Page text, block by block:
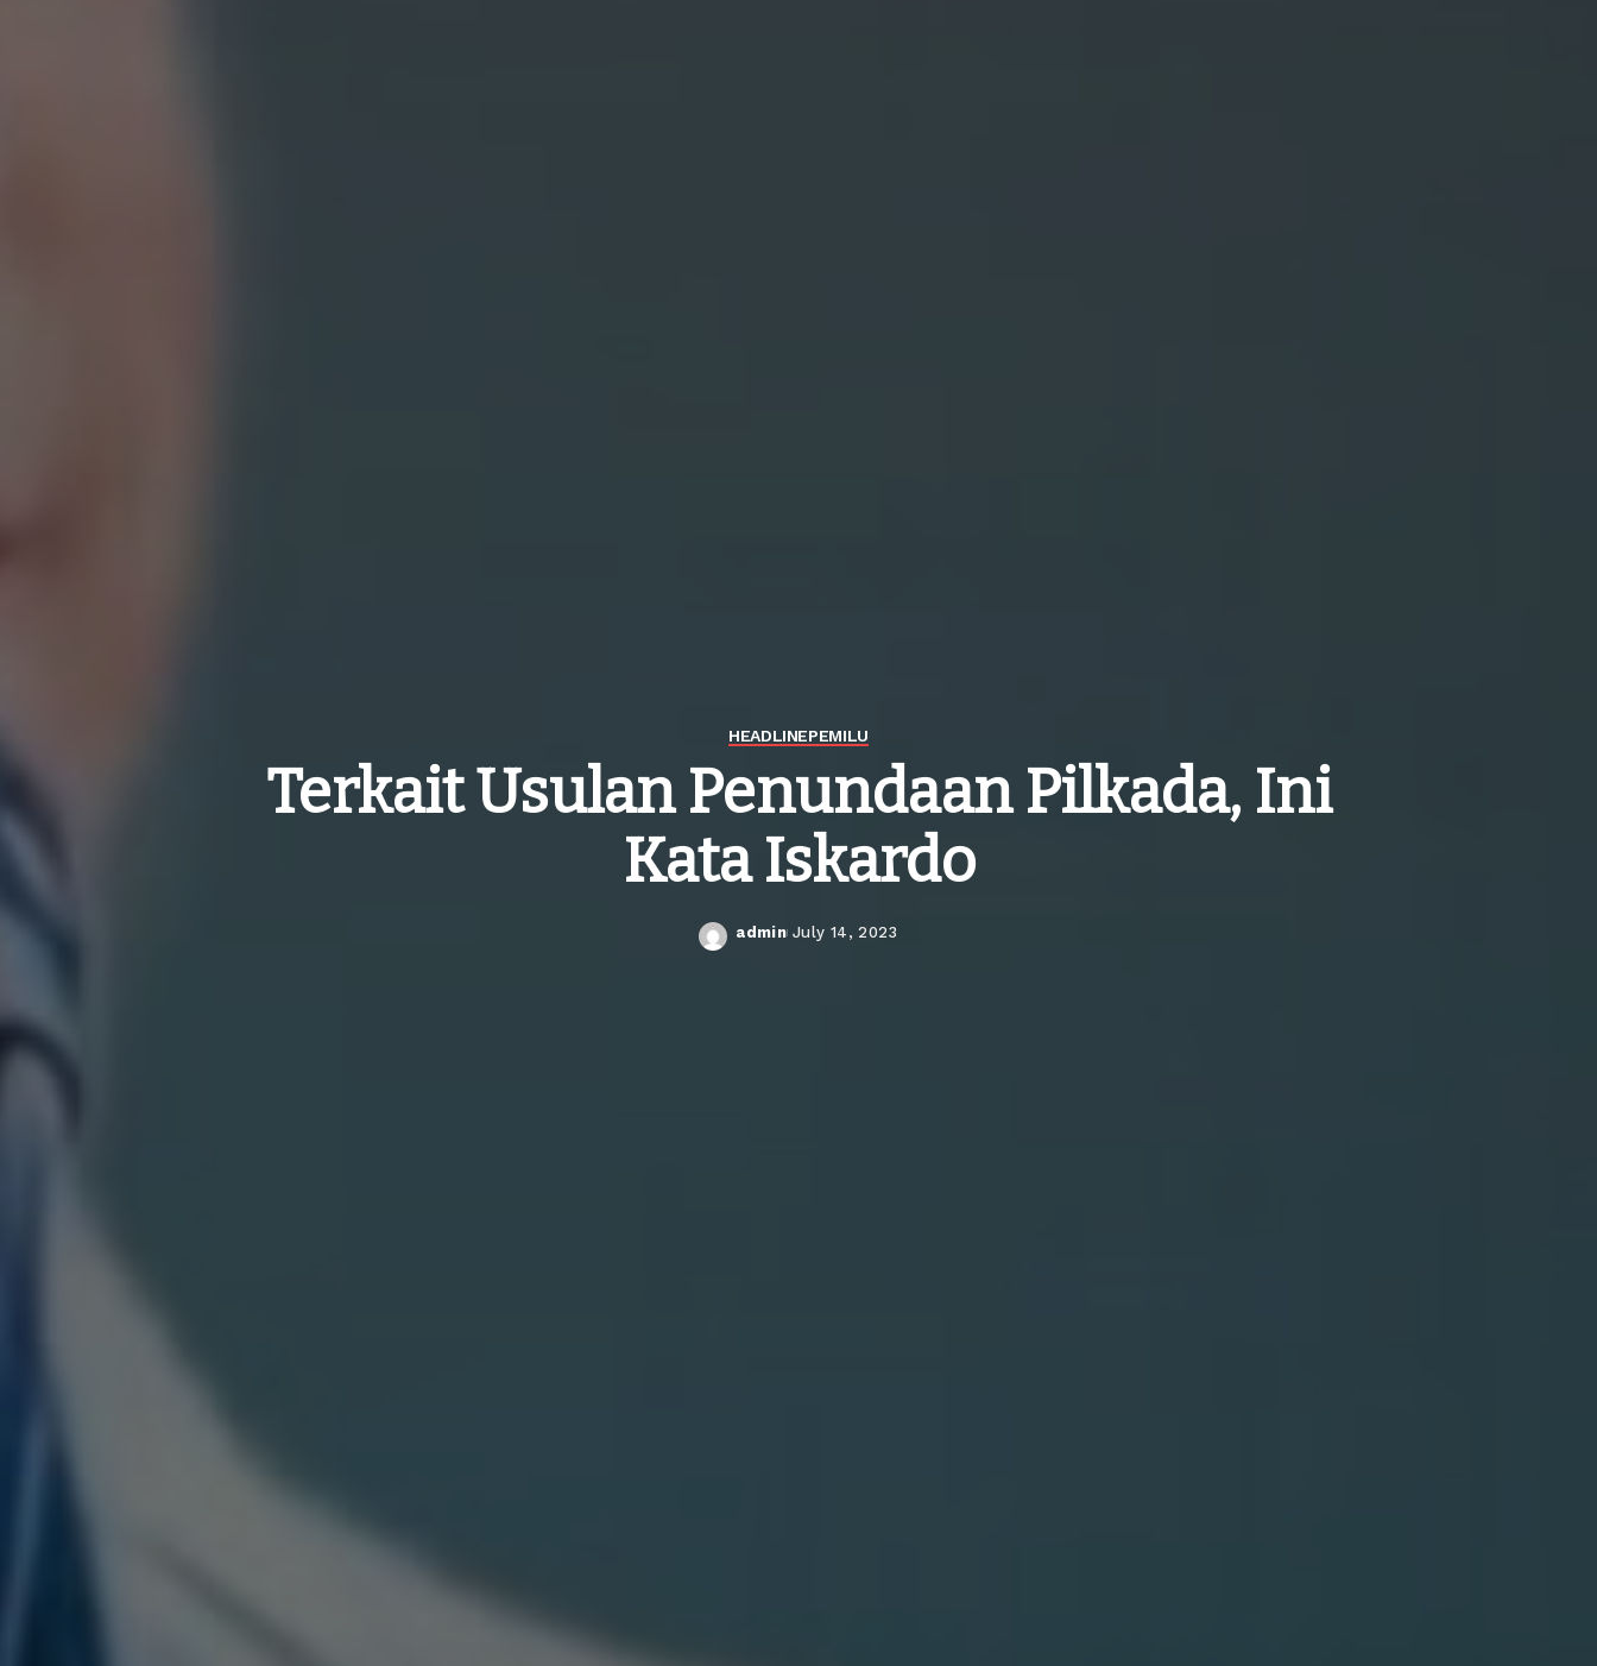
HEADLINEPEMILU
Terkait Usulan Penundaan Pilkada, Ini
Kata Iskardo
admin July 14, 2023